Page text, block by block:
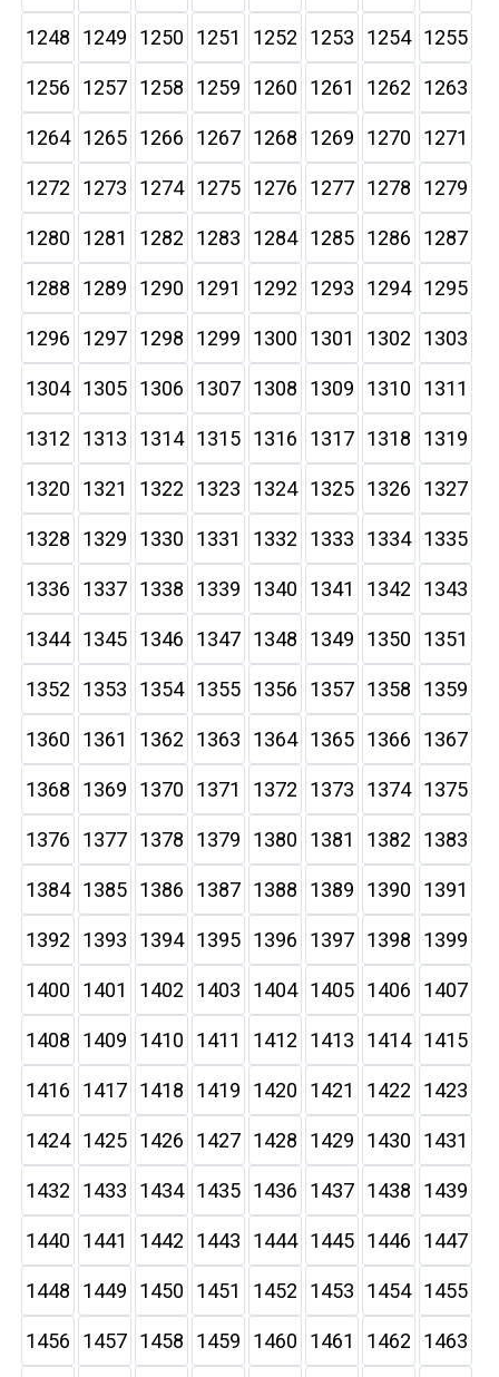
1248 1249 1250 1251 1252 1253 1254 1255
1256 1257 1258 1259 1260 1261 1262 1263
1264 1265 1266 1267 1268 1269 1270 1271
1272 1273 1274 1275 1276 1277 1278 1279
1280 1281 1282 1283 1284 1285 1286 1287
1288 1289 1290 1291 1292 1293 1294 1295
1296 1297 1298 1299 1300 1301 1302 1303
1304 1305 1306 1307 1308 1309 1310 1311
1312 1313 1314 1315 1316 1317 1318 1319
1320 1321 1322 1323 1324 1325 1326 1327
1328 1329 1330 1331 1332 1333 1334 1335
1336 1337 1338 1339 1340 1341 1342 1343
1344 1345 1346 1347 1348 1349 1350 1351
1352 1353 1354 1355 1356 1357 1358 1359
1360 1361 1362 1363 1364 1365 1366 1367
1368 1369 1370 1371 1372 1373 1374 1375
1376 1377 1378 1379 1380 1381 1382 1383
1384 1385 1386 1387 1388 1389 1390 1391
1392 1393 1394 1395 1396 1397 1398 1399
1400 1401 1402 1403 1404 1405 1406 1407
1408 1409 1410 1411 1412 1413 1414 1415
1416 1417 1418 1419 1420 1421 1422 1423
1424 1425 1426 1427 1428 1429 1430 1431
1432 1433 1434 1435 1436 1437 1438 1439
1440 1441 1442 1443 1444 1445 1446 1447
1448 1449 1450 1451 1452 1453 1454 1455
1456 1457 1458 1459 1460 1461 1462 1463